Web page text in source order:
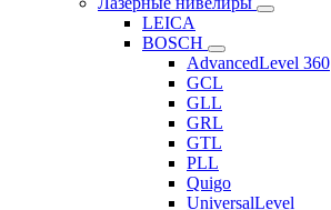
LEICA
BOSCH
AdvancedLevel 360
GCL
GLL
GRL
GTL
PLL
Quigo
UniversalLevel